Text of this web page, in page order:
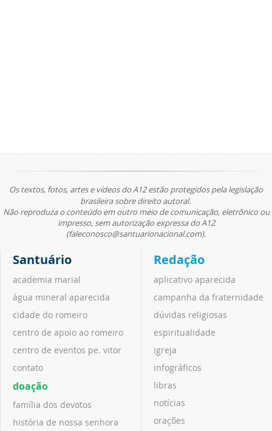
Os textos, fotos, artes e vídeos do A12 estão protegidos pela legislação
brasileira sobre direito autoral.
Não reproduza o conteúdo em outro meio de comunicação, eletrônico ou
impresso, sem autorização expressa do A12
(faleconosco@santuarionacional.com).
Santuário
academia marial
água mineral aparecida
cidade do romeiro
centro de apoio ao romeiro
centro de eventos pe. vitor
contato
doação
família dos devotos
história de nossa senhora
Redação
aplicativo aparecida
campanha da fraternidade
dúvidas religiosas
espiritualidade
igreja
infográficos
libras
notícias
orações